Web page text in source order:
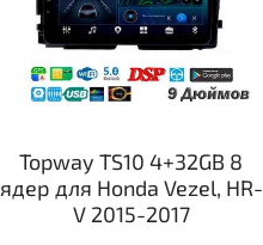
Topway TS10 4+32GB 8
ядер для Honda Vezel, HR-
V 2015-2017